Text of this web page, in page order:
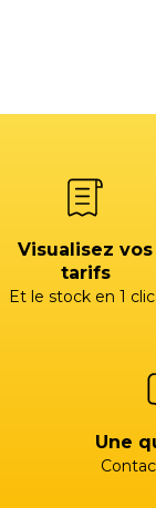
Visualisez vos
tarifs
Et le stock en 1 clic
Une